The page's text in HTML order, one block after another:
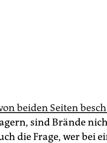
beiden Seiten
sind Brände
die Frage, wer bei